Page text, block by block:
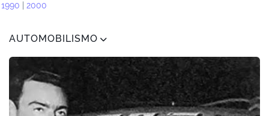
1990
2000
AUTOMOBILISMO